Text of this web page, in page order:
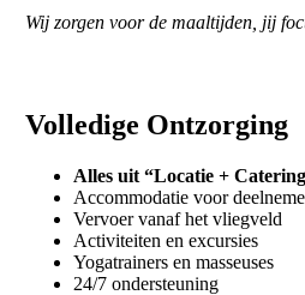
Wij zorgen voor de maaltijden, jij
Volledige Ontzorging
Alles uit “Locatie +
Accommodatie voor
Vervoer vanaf het vliegveld
Activiteiten en excursies
Yogatrainers en masseuses
24/7 ondersteuning